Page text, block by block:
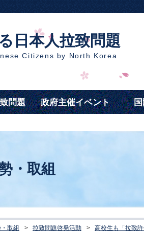
日本人拉致問題
Citizens by North Korea
問題 政府主催イベント 国
・取組
取組 > 拉致問題啓発活動 > 高校生も「拉致